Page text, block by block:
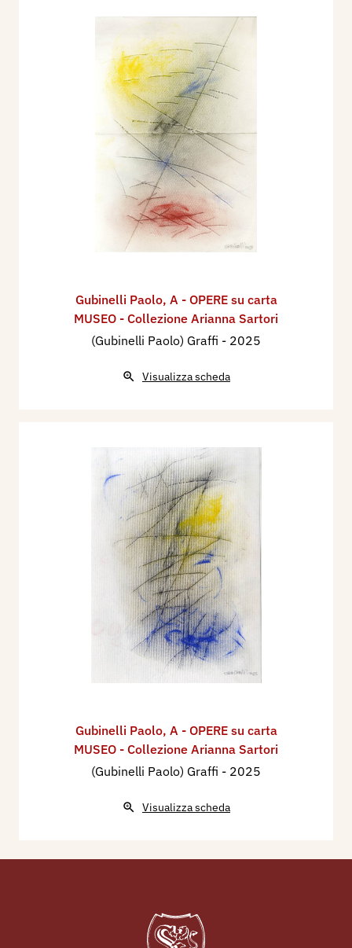
Gubinelli Paolo, A - OPERE su carta
MUSEO - Collezione Arianna Sartori
(Gubinelli Paolo) Graffi - 2025
Visualizza scheda
Gubinelli Paolo, A - OPERE su carta
MUSEO - Collezione Arianna Sartori
(Gubinelli Paolo) Graffi - 2025
Visualizza scheda